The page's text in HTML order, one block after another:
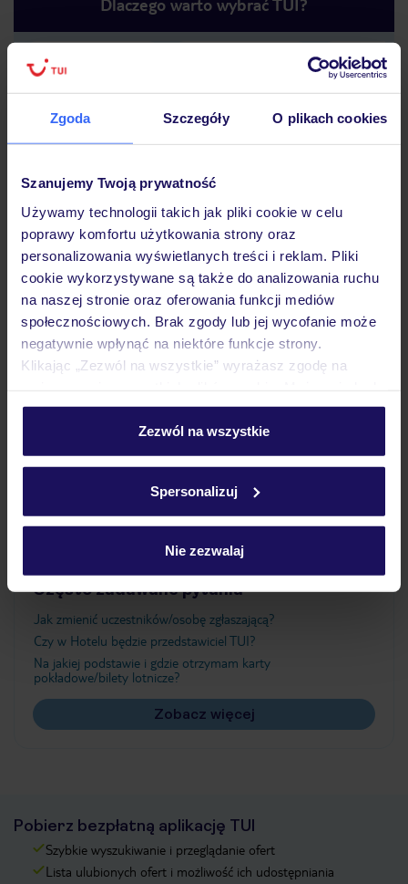
Zgoda Szczegóły O plikach cookies
Szanujemy Twoją prywatność
Używamy technologii takich jak pliki cookie w celu
poprawy komfortu użytkowania strony oraz
personalizowania wyświetlanych treści i reklam. Pliki
cookie wykorzystywane są także do analizowania ruchu
na naszej stronie oraz oferowania funkcji mediów
społecznościowych. Brak zgody lub jej wycofanie może
negatywnie wpłynąć na niektóre funkcje strony.
Klikając „Zezwól na wszystkie” wyrażasz zgodę na
personalizować swój wybór wchodząc w zakładkę
Szczegółowe informacje o plikach cookie znajdziesz
Zezwól na wszystkie
Spersonalizuj
Nie zezwalaj
podróży w Polsce
Hotel
Pokoje
Wyżywienie
Ważne informacje
Często zadawane pytania
Jak zmienić uczestników/osobę zgłaszającą?
Czy w Hotelu będzie przedstawiciel TUI?
Na jakiej podstawie i gdzie otrzymam karty
pokładowe/bilety lotnicze?
Zobacz więcej
Pobierz bezpłatną aplikację TUI
Szybkie wyszukiwanie i przeglądanie ofert
Lista ulubionych ofert i możliwość ich udostępniania